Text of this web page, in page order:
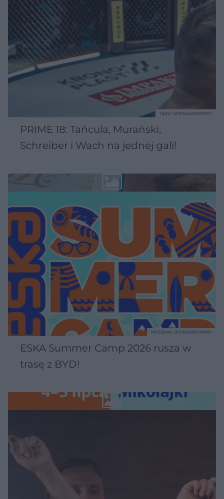
PRIME 18: Tańcula, Murański,
Schreiber i Wach na jednej gali!
TEKST SPONSOROWANY
ESKA Summer Camp 2026 rusza w
trasę z BYD!
MATERIAŁ SPONSOROWANY